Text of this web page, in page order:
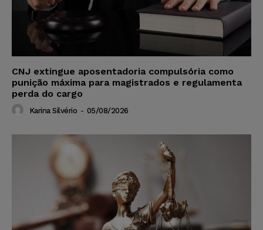
CNJ extingue aposentadoria compulsória como
punição máxima para magistrados e regulamenta
perda do cargo
Karina Silvério - 05/08/2026